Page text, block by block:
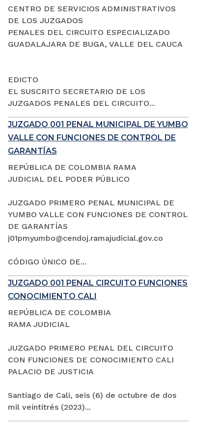
CENTRO DE SERVICIOS ADMINISTRATIVOS
DE LOS JUZGADOS
PENALES DEL CIRCUITO ESPECIALIZADO
GUADALAJARA DE BUGA, VALLE DEL CAUCA
EDICTO
EL SUSCRITO SECRETARIO DE LOS
JUZGADOS PENALES DEL CIRCUITO...
JUZGADO 001 PENAL MUNICIPAL DE YUMBO
VALLE CON FUNCIONES DE CONTROL DE
GARANTÍAS
REPÚBLICA DE COLOMBIA RAMA
JUDICIAL DEL PODER PÚBLICO
JUZGADO PRIMERO PENAL MUNICIPAL DE
YUMBO VALLE CON FUNCIONES DE CONTROL
DE GARANTÍAS
j01pmyumbo@cendoj.ramajudicial.gov.co
CÓDIGO ÚNICO DE...
JUZGADO 001 PENAL CIRCUITO FUNCIONES
CONOCIMIENTO CALI
REPÚBLICA DE COLOMBIA
RAMA JUDICIAL
JUZGADO PRIMERO PENAL DEL CIRCUITO
CON FUNCIONES DE CONOCIMIENTO CALI
PALACIO DE JUSTICIA
Santiago de Cali, seis (6) de octubre de dos
mil veintitrés (2023)...